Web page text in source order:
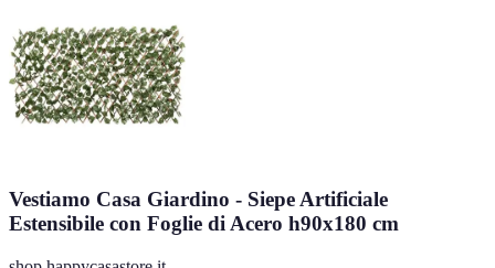
Vestiamo Casa Giardino - Siepe Artificiale
Estensibile con Foglie di Acero h90x180 cm